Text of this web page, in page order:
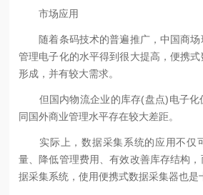
市场应用
随着条码技术的普遍推广，中国商场
管理电子化的水平得到很大提高，便携
形成，并有较大需求。
但国内物流企业的库存(盘点)电子化
同国外商业管理水平存在较大差距。
实际上，数据采集系统的应用不仅
量、降低管理费用、有效改善库存结构
据采集系统，使用便携式数据采集器也是